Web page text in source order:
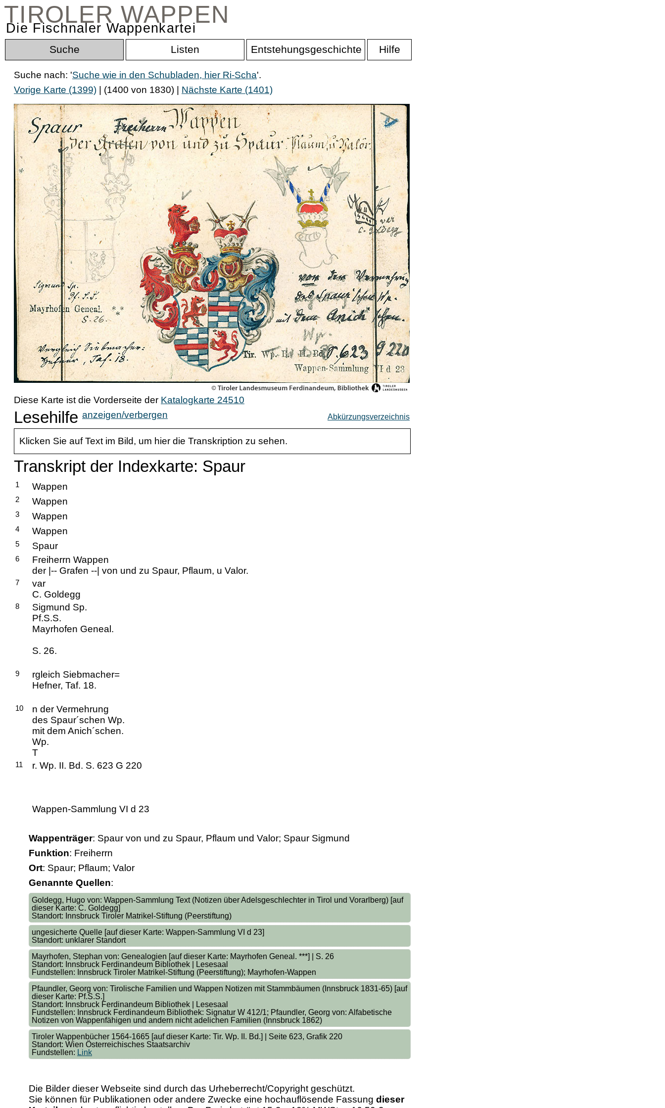
TIROLER WAPPEN
Die Fischnaler Wappenkartei
Suche Listen Entstehungsgeschichte Hilfe
Suche nach: 'Suche wie in den Schubladen, hier Ri-Scha'.
Vorige Karte (1399) | (1400 von 1830) | Nächste Karte (1401)
Diese Karte ist die Vorderseite der Katalogkarte 24510
Lesehilfe anzeigen/verbergen Abkürzungsverzeichnis
Klicken Sie auf Text im Bild, um hier die Transkription zu sehen.
Transkript der Indexkarte: Spaur
1 Wappen
2 Wappen
3 Wappen
4 Wappen
5 Spaur
6
Freiherrn Wappen
der |-- Grafen --| von und zu Spaur, Pflaum, u Valor.
7
var
C. Goldegg
8
Sigmund Sp.
Pf.S.S.
Mayrhofen Geneal.
S. 26.
9
rgleich Siebmacher=
Hefner, Taf. 18.
10
n der Vermehrung
des Spaur´schen Wp.
mit dem Anich´schen.
Wp.
T
11 r. Wp. II. Bd. S. 623 G 220
Wappen-Sammlung VI d 23
Wappenträger: Spaur von und zu Spaur, Pflaum und Valor; Spaur Sigmund
Funktion: Freiherrn
Ort: Spaur; Pflaum; Valor
Genannte Quellen:
Goldegg, Hugo von: Wappen-Sammlung Text (Notizen über Adelsgeschlechter in Tirol und Vorarlberg) [auf
dieser Karte: C. Goldegg]
Standort: Innsbruck Tiroler Matrikel-Stiftung (Peerstiftung)
ungesicherte Quelle [auf dieser Karte: Wappen-Sammlung VI d 23]
Standort: unklarer Standort
Mayrhofen, Stephan von: Genealogien [auf dieser Karte: Mayrhofen Geneal. ***] | S. 26
Standort: Innsbruck Ferdinandeum Bibliothek | Lesesaal
Fundstellen: Innsbruck Tiroler Matrikel-Stiftung (Peerstiftung); Mayrhofen-Wappen
Pfaundler, Georg von: Tirolische Familien und Wappen Notizen mit Stammbäumen (Innsbruck 1831-65) [auf
dieser Karte: Pf.S.S.]
Standort: Innsbruck Ferdinandeum Bibliothek | Lesesaal
Fundstellen: Innsbruck Ferdinandeum Bibliothek: Signatur W 412/1; Pfaundler, Georg von: Alfabetische
Notizen von Wappenfähigen und andern nicht adelichen Familien (Innsbruck 1862)
Tiroler Wappenbücher 1564-1665 [auf dieser Karte: Tir. Wp. II. Bd.] | Seite 623, Grafik 220
Standort: Wien Österreichisches Staatsarchiv
Fundstellen: Link
Die Bilder dieser Webseite sind durch das Urheberrecht/Copyright geschützt.
Sie können für Publikationen oder andere Zwecke eine hochauflösende Fassung dieser